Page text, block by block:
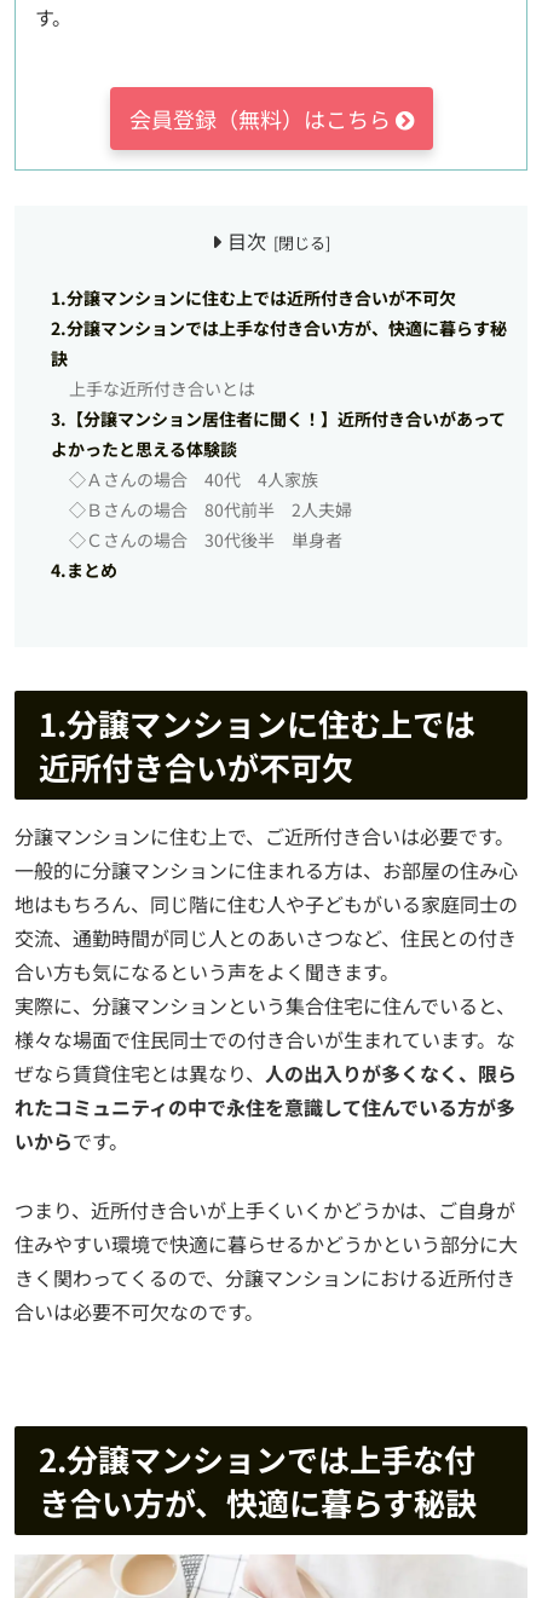
す。
会員登録（無料）はこちら
目次
1.分譲マンションに住む上では近所付き合いが不可欠
2.分譲マンションでは上手な付き合い方が、快適に暮らす秘
訣
上手な近所付き合いとは
3.【分譲マンション居住者に聞く！】近所付き合いがあって
よかったと思える体験談
◇Ａさんの場合 40代 4人家族
◇Ｂさんの場合 80代前半 2人夫婦
◇Ｃさんの場合 30代後半 単身者
4.まとめ
1.分譲マンションに住む上では
近所付き合いが不可欠
分譲マンションに住む上で、ご近所付き合いは必要です。
一般的に分譲マンションに住まれる方は、お部屋の住み心
地はもちろん、同じ階に住む人や子どもがいる家庭同士の
交流、通勤時間が同じ人とのあいさつなど、住民との付き
合い方も気になるという声をよく聞きます。
実際に、分譲マンションという集合住宅に住んでいると、
様々な場面で住民同士での付き合いが生まれています。な
ぜなら賃貸住宅とは異なり、 人の出入りが多くなく、限ら
れたコミュニティの中で永住を意識して住んでいる方が多
いからです。
つまり、近所付き合いが上手くいくかどうかは、ご自身が
住みやすい環境で快適に暮らせるかどうかという部分に大
きく関わってくるので、分譲マンションにおける近所付き
合いは必要不可欠なのです。
2.分譲マンションでは上手な付
き合い方が、快適に暮らす秘訣